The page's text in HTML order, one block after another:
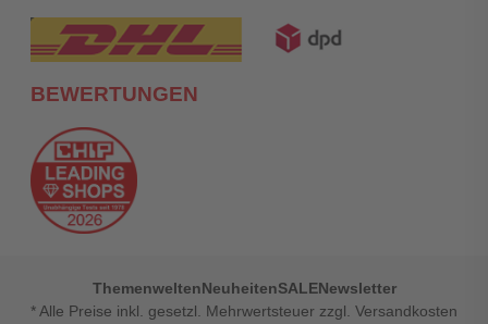
BEWERTUNGEN
ThemenweltenNeuheitenSALENewsletter
* Alle Preise inkl. gesetzl. Mehrwertsteuer zzgl. Versandkosten